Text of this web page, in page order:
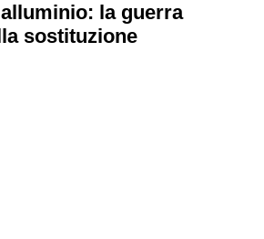
la guerra
sostituzione